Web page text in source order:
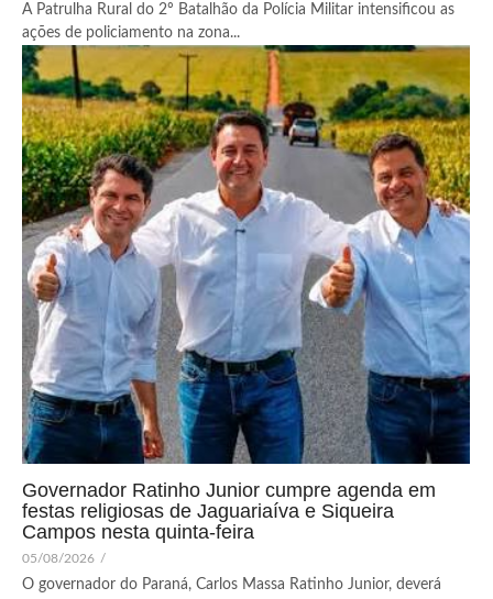
A Patrulha Rural do 2º Batalhão da Polícia Militar intensificou as
ações de policiamento na zona...
Governador Ratinho Junior cumpre agenda em
festas religiosas de Jaguariaíva e Siqueira
Campos nesta quinta-feira
05/08/2026 /
O governador do Paraná, Carlos Massa Ratinho Junior, deverá